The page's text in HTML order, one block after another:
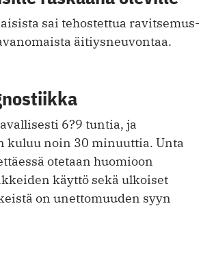
sai tehostettua ravitsemus-
äitiysneuvontaa.
6?9 tuntia, ja
kuluu noin 30 minuuttia. Unta
otetaan huomioon
käyttö sekä ulkoiset
on unettomuuden syyn